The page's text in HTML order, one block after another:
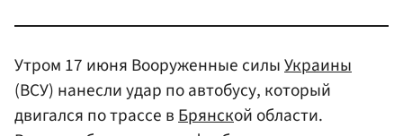
Утром 17 июня Вооруженные силыУкраины
(ВСУ) нанесли удар по автобусу, который
двигался по трассе вБрянской области.